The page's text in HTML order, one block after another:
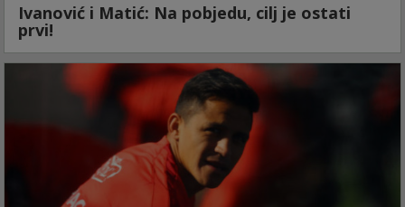
Ivanović i Matić: Na pobjedu, cilj je ostati
prvi!